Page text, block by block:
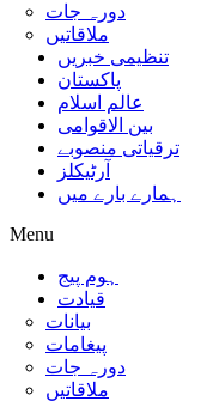
دورہ جات
ملاقاتیں
تنظیمی خبریں
پاکستان
عالم اسلام
بین الاقوامی
ترقیاتی منصوبے
آرٹیکلز
ہمارے بارے میں
Menu
ہوم پیج
قیادت
بیانات
پیغامات
دورہ جات
ملاقاتیں